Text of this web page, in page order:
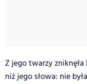
Z jego twarzy
niż jego słowa: nie